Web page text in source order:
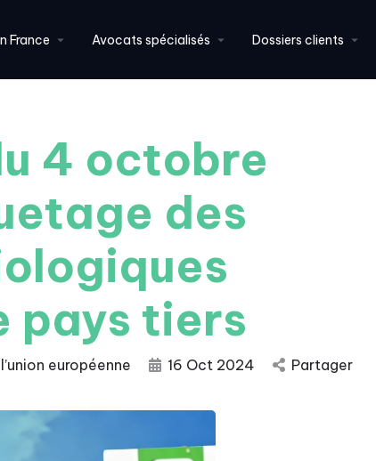
France Avocats spécialisés Dossiers clients
4 octobre
des
pays tiers
européenne 16 Oct 2024 Partager